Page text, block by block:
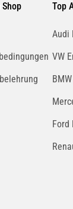
Top
Audi
VW
Ford